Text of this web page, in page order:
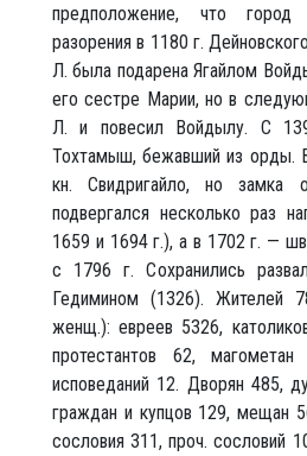
предположение, что
разорения в 1180 г.
Л. была подарена Ягайлом
его сестре Марии, но в
Л. и повесил Войдылу. С
Тохтамыш, бежавший из орды.
кн. Свидригайло, но замка
подвергался несколько раз
1659 и 1694 г.), а в 1702 г. —
с 1796 г. Сохранились
Гедимином (1326). Жителей
женщ.): евреев 5326,
протестантов 62,
исповеданий 12. Дворян 485,
граждан и купцов 129, мещан
сословия 311, проч. сословий